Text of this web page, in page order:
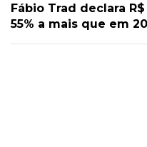
Fábio Trad declara
55% a mais que em